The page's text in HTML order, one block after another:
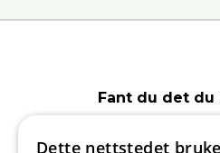
Fant du det
Dette nettstedet